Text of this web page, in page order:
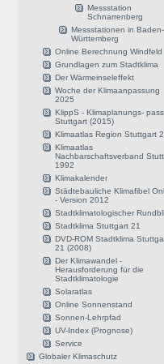
Messstation
Schnarrenberg
Messstationen in Baden-
Württemberg
Online Berechnung Windfeld
Grundlagen zum Stadtklima
Der Wärmeinseleffekt
Woche der Klimaanpassung
2025
KlippS - Klimaplanungs- pass
Stuttgart (2015)
Klimaatlas Region Stuttgart
Klimaatlas
Nachbarschaftsverband
1992
Klimakalender
Städtebauliche Klimafibel
- Version 2012
Stadtklimatologischer
Stadtklima Stuttgart 21
DVD-ROM Stadtklima
21 (2008)
Der Klimawandel -
Herausforderung für die
Stadtklimatologie
Solaratlas
Online Sonnenstand
Sonnen-Lehrpfad
UV-Index (Prognose)
Service
Globaler Klimaschutz